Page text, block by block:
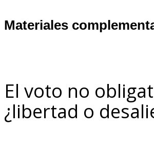
Materiales
El voto no
¿libertad o